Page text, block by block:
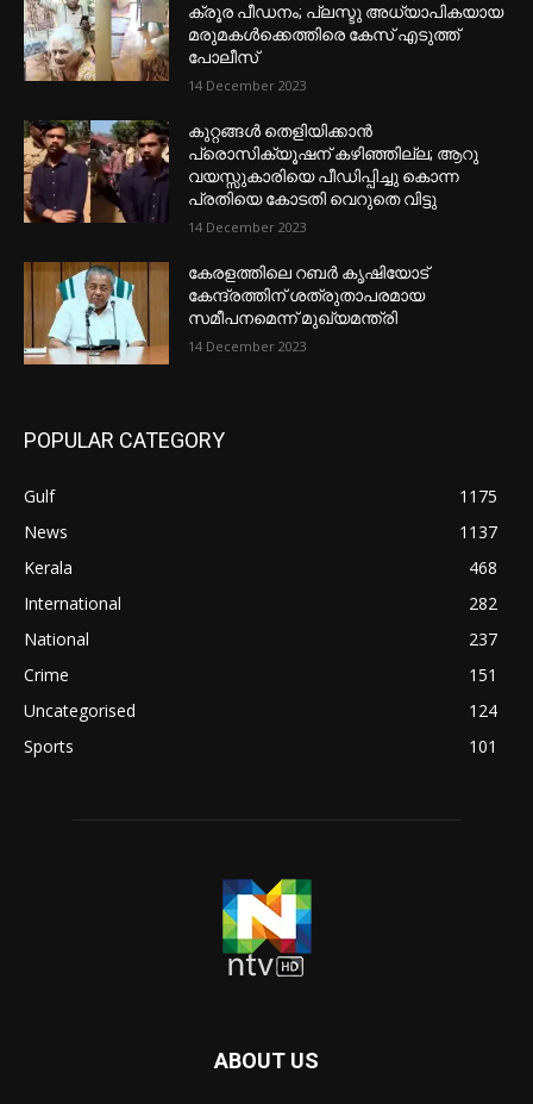
ക്രൂര പീഡനം; പ്ലസ്ടു അധ്യാപികയായ
മരുമകൾക്കെത്തിരെ കേസ് എടുത്ത്
പോലീസ്
14 December 2023
കുറ്റങ്ങൾ തെളിയിക്കാൻ
പ്രൊസിക്യൂഷന് കഴിഞ്ഞില്ല; ആറു
വയസ്സുകാരിയെ പീഡിപ്പിച്ചു കൊന്ന
പ്രതിയെ കോടതി വെറുതെ വിട്ടു
14 December 2023
കേരളത്തിലെ റബർ കൃഷിയോട്
കേന്ദ്രത്തിന് ശത്രുതാപരമായ
സമീപനമെന്ന് മുഖ്യമന്ത്രി
14 December 2023
POPULAR CATEGORY
Gulf
1175
News
1137
Kerala
468
International
282
National
237
Crime
151
Uncategorised
124
Sports
101
ABOUT US